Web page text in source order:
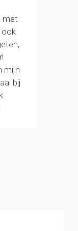
met
mijn
bij